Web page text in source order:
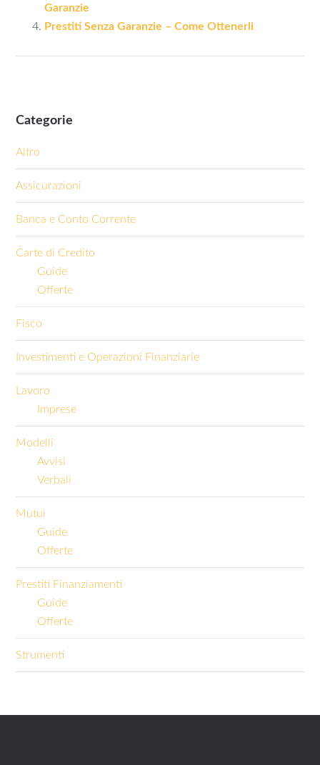
Garanzie
Prestiti Senza Garanzie – Come Ottenerli
Categorie
Altro
Assicurazioni
Banca e Conto Corrente
Carte di Credito
Guide
Offerte
Fisco
Investimenti e Operazioni Finanziarie
Lavoro
Imprese
Modelli
Avvisi
Verbali
Mutui
Guide
Offerte
Prestiti Finanziamenti
Guide
Offerte
Strumenti